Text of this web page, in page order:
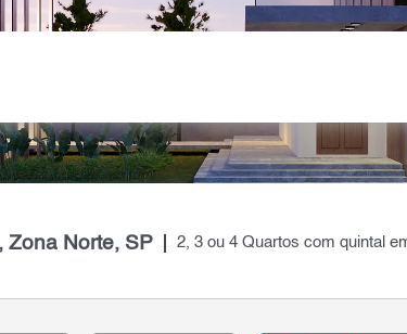
Zona Norte, SP 2, 3 ou 4 Quartos com quintal